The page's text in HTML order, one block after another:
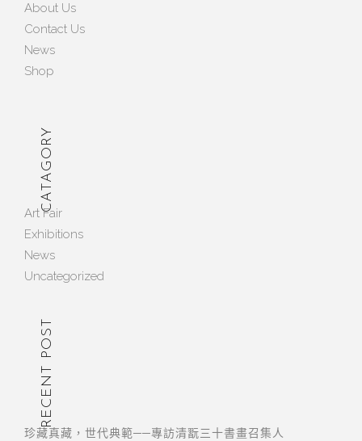
About Us
Contact Us
News
Shop
CATAGORY
Art Fair
Exhibitions
News
Uncategorized
RECENT POST
珍藏真藏，世代典範──專訪清翫三十書畫召集人